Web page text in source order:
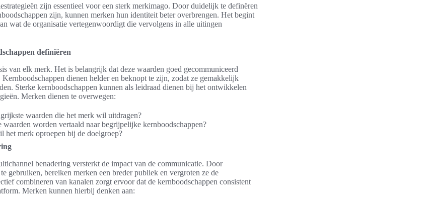
zijn essentieel voor een sterk merkimago. Door duidelijk te definëren
zijn, kunnen merken hun identiteit beter overbrengen. Het begint
wat de organisatie vertegenwoordigt die vervolgens in alle uitingen
definiëren
van elk merk. Het is belangrijk dat deze waarden goed gecommuniceerd
dienen helder en beknopt te zijn, zodat ze gemakkelijk
Sterke kernboodschappen kunnen als leidraad dienen bij het ontwikkelen
Merken dienen te overwegen:
waarden die het merk wil uitdragen?
waarden worden vertaald naar begrijpelijke kernboodschappen?
het merk oproepen bij de doelgroep?
benadering versterkt de impact van de communicatie. Door
gebruiken, bereiken merken een breder publiek en vergroten ze de
combineren van kanalen zorgt ervoor dat de kernboodschappen consistent
Merken kunnen hierbij denken aan: